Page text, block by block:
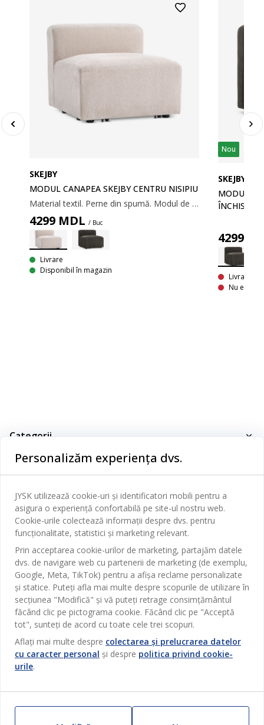
SKEJBY
MODUL CANAPEA SKEJBY CENTRU NISIPIU
Material textil. Perne din spumă. Modul de centru pentru canapea modulară. 70x64x92 cm
4299 MDL/ Buc
Livrare
Disponibil în magazin
Nou
SKEJBY
MODUL
ÎNCHIS
4299
Livrare
Nu este
Categorii
Dormitor
Birou
Sufragerie
Bucătărie
Depozitare
Perdele
Grădină
Outlet
ZILNIC PREȚ MIC
Serviciul clienți
Contact Relații Clienți
Magazine și program
Termeni si conditii vânzări online
Garantia prețului
Garanția Produselor
Politica de confidentialitate
Card cadou
Beneficii pentru clienți
Livrare
JYSK
Despre JYSK
JYSK.com
Presă
Locuri de muncă
Newsletter
Inspirație
JYSK BUSINESS TO BUSINESS
Link-uri utile
Sustenabilitate
SEDIU CENTRAL
TAROL-DD S.R.L. str. Jubiliara, 41A mun. Chișinău, Republica
Moldova
JYSK BUSINESS TO BUSINESS
Vânzări și relații clienți persoane juridice
Telefon: 060 531 531
E-mail: jysk@jysk.md
JYSK RELAȚII CLIENȚI
Contact Relații Clienți
Telefon: 022 022 030
E-mail: support@jysk.md
Urmărește Jysk
Personalizăm experiența dvs.
JYSK utilizează cookie-uri și identificatori mobili pentru a
asigura o experiență confortabilă pe site-ul nostru web.
Cookie-urile colectează informații despre dvs. pentru
funcționalitate, statistici și marketing relevant.
Prin acceptarea cookie-urilor de marketing, partajăm datele
dvs. de navigare web cu partenerii de marketing (de exemplu,
Google, Meta, TikTok) pentru a afișa reclame personalizate
și statice. Puteți afla mai multe despre scopurile de utilizare în
secțiunea "Modifică" și vă puteți retrage consimțământul
făcând clic pe pictograma cookie. Făcând clic pe "Acceptă
tot", sunteți de acord cu toate cele trei scopuri.
Aflați mai multe despre colectarea și prelucrarea datelor
cu caracter personal și despre politica privind cookie-
urile.